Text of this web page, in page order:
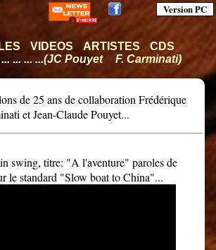
Version PC
VIDEOS ARTISTES
CDS
... ... ... ...(JC Pouyet F. Carminati)
de 25 ans de collaboration Frédérique
et Jean-Claude Pouyet...
swing, titre: "A l'aventure" paroles de
le standard "Slow boat to China"...